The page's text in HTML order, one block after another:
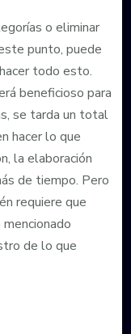
o eliminar
punto, puede
todo esto.
beneficioso para
se tarda un total
hacer lo que
la elaboración
de tiempo. Pero
requiere que
de lo que